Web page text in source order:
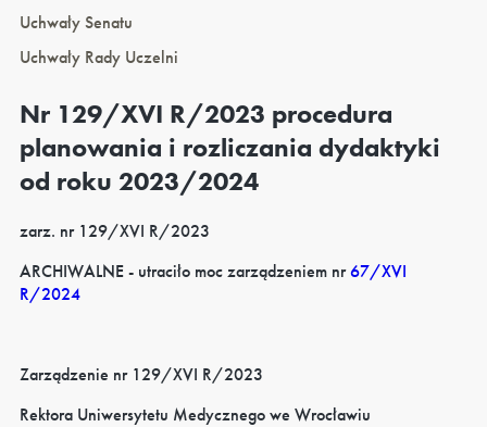
Uchwały Senatu
Uchwały Rady Uczelni
Nr 129/XVI R/2023 procedura
planowania i rozliczania dydaktyki
od roku 2023/2024
zarz. nr 129/XVI R/2023
ARCHIWALNE - utraciło moc zarządzeniem nr67/XVI
R/2024
Zarządzenie nr 129/XVI R/2023
Rektora Uniwersytetu Medycznego we Wrocławiu